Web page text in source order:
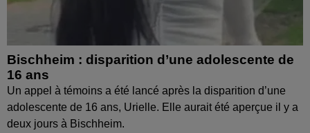
Bischheim : disparition d’une adolescente de
16 ans
Un appel à témoins a été lancé après la disparition d’une
adolescente de 16 ans, Urielle. Elle aurait été aperçue il y a
deux jours à Bischheim.